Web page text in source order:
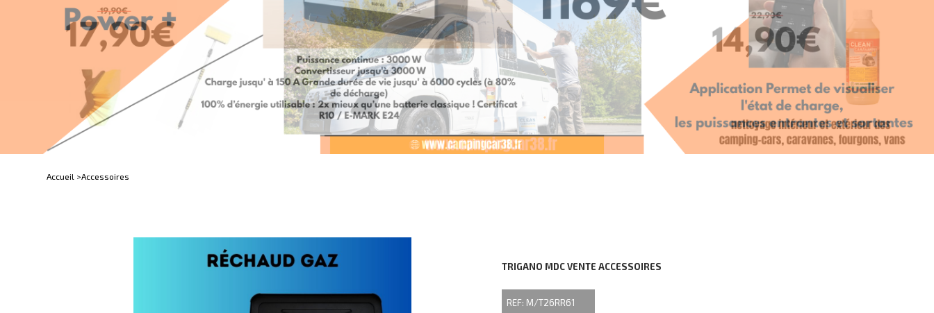
Accueil >Accessoires
TRIGANO MDC VENTE ACCESSOIRES
REF: M/T26RR61